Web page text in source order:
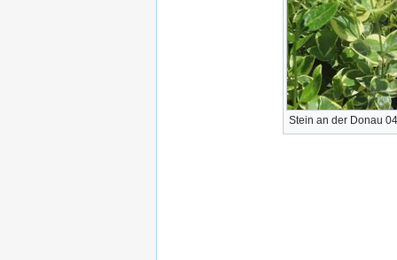
Stein an der Donau